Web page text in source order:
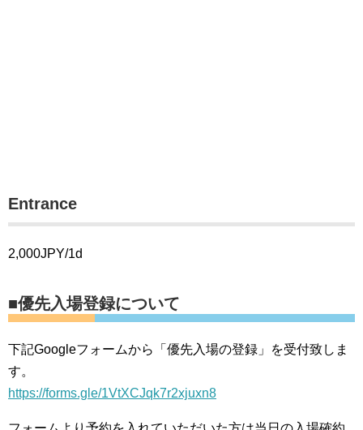
Entrance
2,000JPY/1d
■優先入場登録について
下記Googleフォームから「優先入場の登録」を受付致しま
す。
https://forms.gle/1VtXCJqk7r2xjuxn8